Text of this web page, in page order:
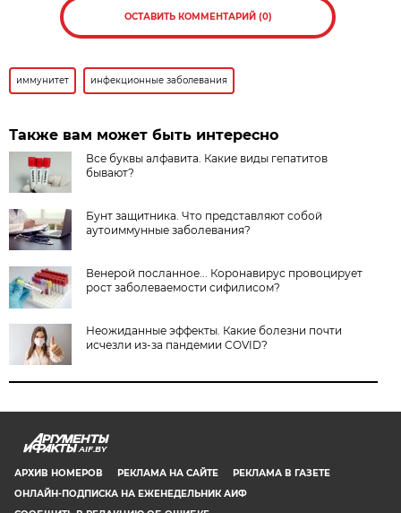
ОСТАВИТЬ КОММЕНТАРИЙ (0)
иммунитет инфекционные заболевания
Также вам может быть интересно
Все буквы алфавита. Какие виды гепатитов
бывают?
Бунт защитника. Что представляют собой
аутоиммунные заболевания?
Венерой посланное... Коронавирус провоцирует
рост заболеваемости сифилисом?
Неожиданные эффекты. Какие болезни почти
исчезли из-за пандемии COVID?
AIF.BY
АРХИВ НОМЕРОВ РЕКЛАМА НА САЙТЕ
РЕКЛАМА В ГАЗЕТЕ
ОНЛАЙН-ПОДПИСКА НА ЕЖЕНЕДЕЛЬНИК АИФ